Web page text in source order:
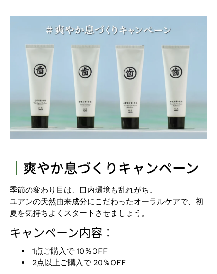
┃ 爽やか息づくりキャンペーン
季節の変わり目は、口内環境も乱れがち。
ユアンの天然由来成分にこだわったオーラルケアで、初
夏を気持ちよくスタートさせましょう。
キャンペーン内容：
1点ご購入で 10％OFF
2点以上ご購入で 20％OFF